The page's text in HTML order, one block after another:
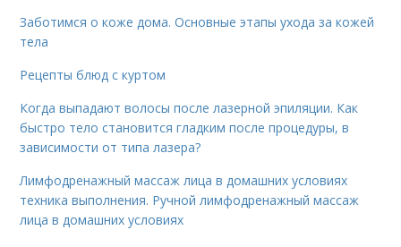
Заботимся о коже дома. Основные этапы ухода за кожей
тела
Рецепты блюд с куртом
Когда выпадают волосы после лазерной эпиляции. Как
быстро тело становится гладким после процедуры, в
зависимости от типа лазера?
Лимфодренажный массаж лица в домашних условиях
техника выполнения. Ручной лимфодренажный массаж
лица в домашних условиях